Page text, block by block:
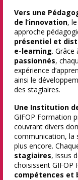
Vers une
de l’innovation,
approche
présentiel et
e-learning. Grâce
passionnés,
expérience
ainsi le
des stagiaires.
Une Institution
GIFOP Formation
couvrant divers
communication, la
plus encore.
stagiaires, issus
choisissent
compétences et